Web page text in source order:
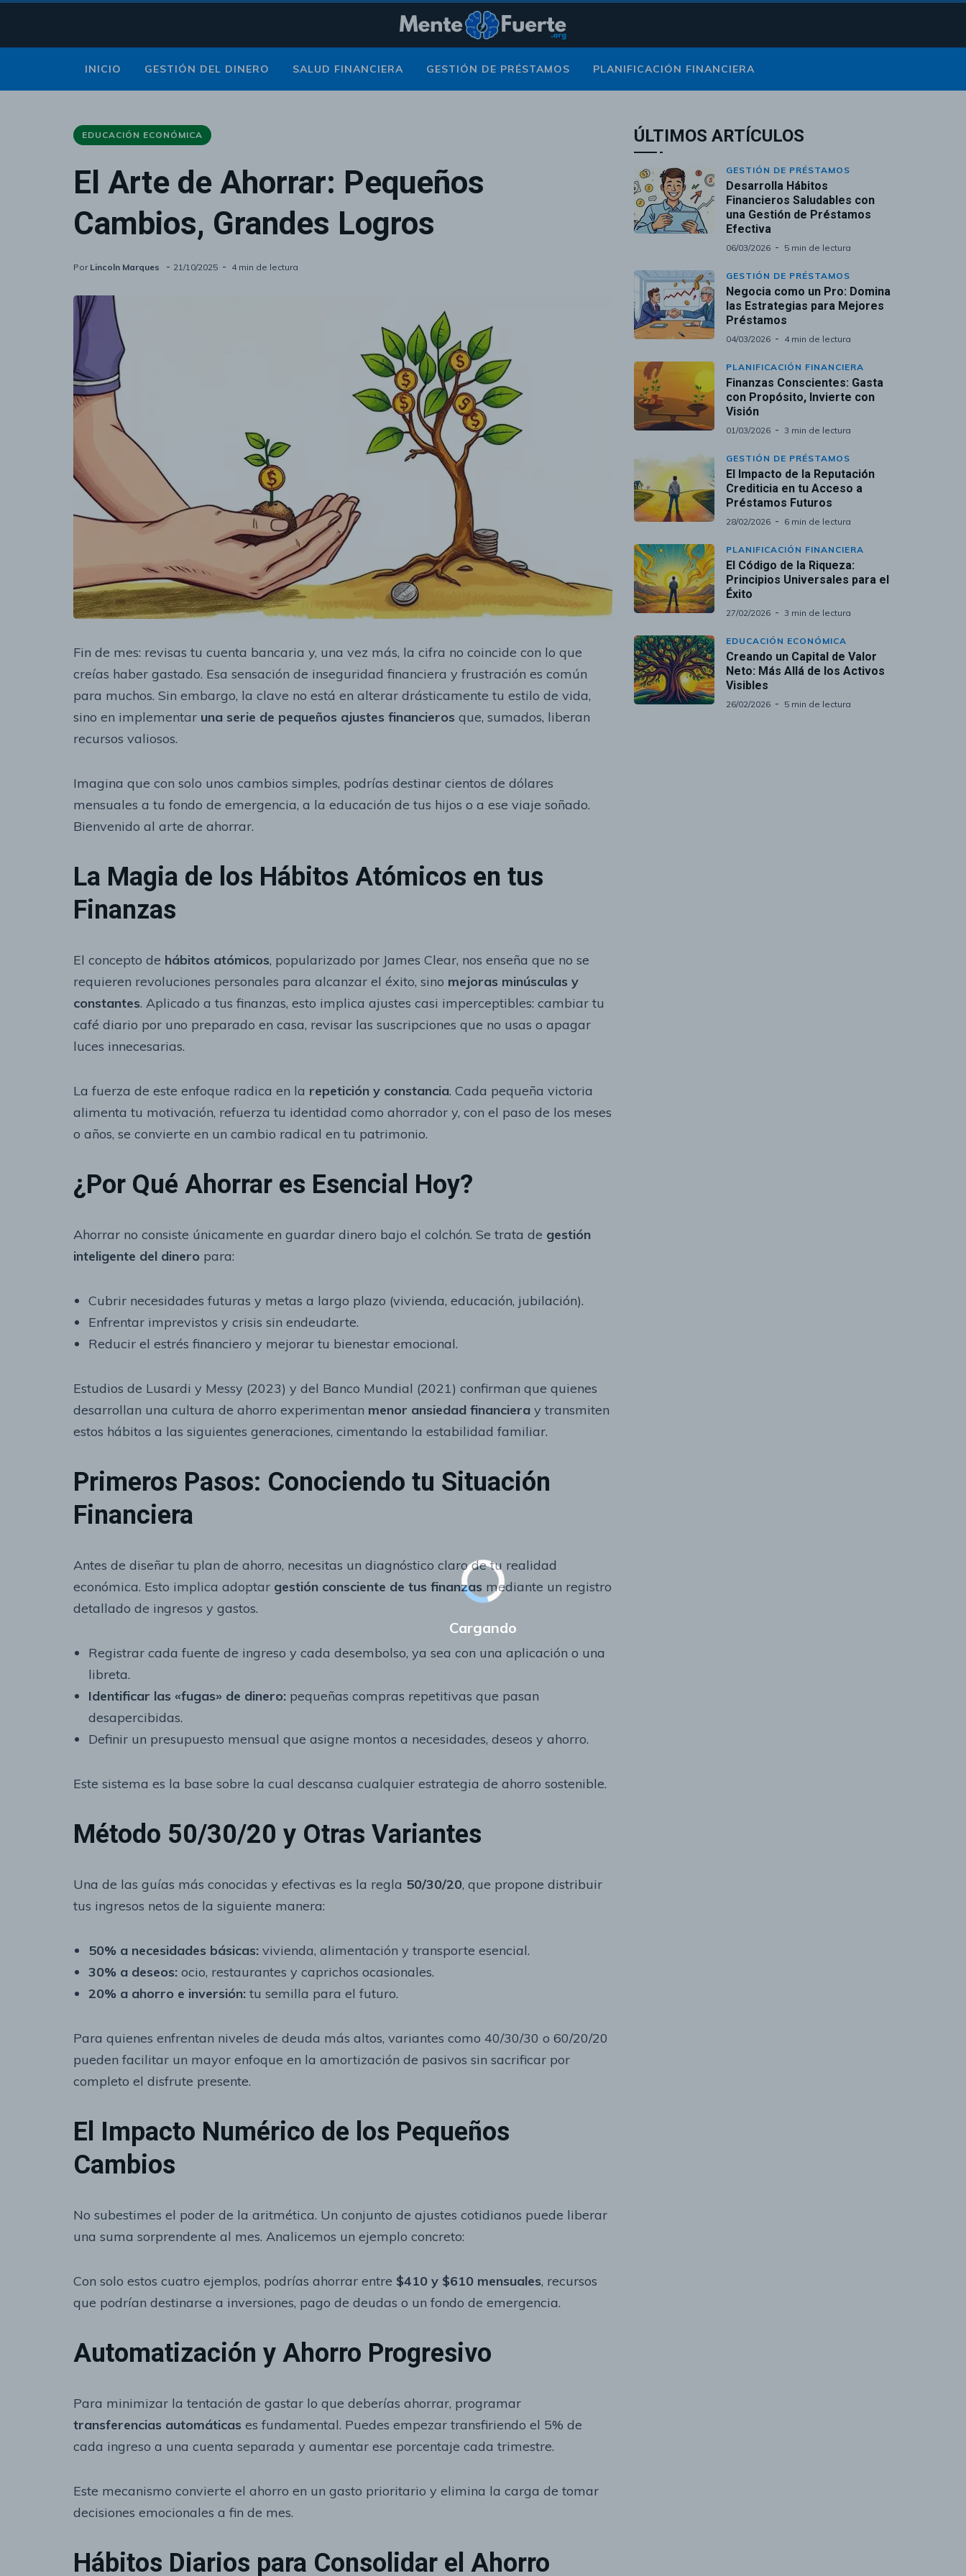
INICIO GESTIÓN DEL DINERO SALUD FINANCIERA GESTIÓN DE PRÉSTAMOS PLANIFICACIÓN FINANCIERA
EDUCACIÓN ECONÓMICA
El Arte de Ahorrar: Pequeños
Cambios, Grandes Logros
Por Lincoln Marques 21/10/2025 4 min de lectura
Fin de mes: revisas tu cuenta bancaria y, una vez más, la cifra no coincide con lo que
creías haber gastado. Esa sensación de inseguridad financiera y frustración es común
para muchos. Sin embargo, la clave no está en alterar drásticamente tu estilo de vida,
sino en implementar una serie de pequeños ajustes financieros que, sumados, liberan
recursos valiosos.
Imagina que con solo unos cambios simples, podrías destinar cientos de dólares
mensuales a tu fondo de emergencia, a la educación de tus hijos o a ese viaje soñado.
Bienvenido al arte de ahorrar.
La Magia de los Hábitos Atómicos en tus
Finanzas
El concepto de hábitos atómicos, popularizado por James Clear, nos enseña que no se
requieren revoluciones personales para alcanzar el éxito, sino mejoras minúsculas y
constantes. Aplicado a tus finanzas, esto implica ajustes casi imperceptibles: cambiar tu
café diario por uno preparado en casa, revisar las suscripciones que no usas o apagar
luces innecesarias.
La fuerza de este enfoque radica en la repetición y constancia. Cada pequeña victoria
alimenta tu motivación, refuerza tu identidad como ahorrador y, con el paso de los meses
o años, se convierte en un cambio radical en tu patrimonio.
¿Por Qué Ahorrar es Esencial Hoy?
Ahorrar no consiste únicamente en guardar dinero bajo el colchón. Se trata de gestión
inteligente del dinero para:
Cubrir necesidades futuras y metas a largo plazo (vivienda, educación, jubilación).
Enfrentar imprevistos y crisis sin endeudarte.
Reducir el estrés financiero y mejorar tu bienestar emocional.
Estudios de Lusardi y Messy (2023) y del Banco Mundial (2021) confirman que quienes
desarrollan una cultura de ahorro experimentan menor ansiedad financiera y transmiten
estos hábitos a las siguientes generaciones, cimentando la estabilidad familiar.
Primeros Pasos: Conociendo tu Situación
Financiera
Antes de diseñar tu plan de ahorro, necesitas un diagnóstico claro de tu realidad
económica. Esto implica adoptar gestión consciente de tus finanzas mediante un registro
detallado de ingresos y gastos.
Registrar cada fuente de ingreso y cada desembolso, ya sea con una aplicación o una
libreta.
Identificar las «fugas» de dinero:pequeñas compras repetitivas que pasan
desapercibidas.
Definir un presupuesto mensual que asigne montos a necesidades, deseos y ahorro.
Este sistema es la base sobre la cual descansa cualquier estrategia de ahorro sostenible.
Método 50/30/20 y Otras Variantes
Una de las guías más conocidas y efectivas es la regla 50/30/20, que propone distribuir
tus ingresos netos de la siguiente manera:
50% a necesidades básicas:vivienda, alimentación y transporte esencial.
30% a deseos:ocio, restaurantes y caprichos ocasionales.
20% a ahorro e inversión:tu semilla para el futuro.
Para quienes enfrentan niveles de deuda más altos, variantes como 40/30/30 o 60/20/20
pueden facilitar un mayor enfoque en la amortización de pasivos sin sacrificar por
completo el disfrute presente.
El Impacto Numérico de los Pequeños
Cambios
No subestimes el poder de la aritmética. Un conjunto de ajustes cotidianos puede liberar
una suma sorprendente al mes. Analicemos un ejemplo concreto:
Con solo estos cuatro ejemplos, podrías ahorrar entre $410 y $610 mensuales, recursos
que podrían destinarse a inversiones, pago de deudas o un fondo de emergencia.
Automatización y Ahorro Progresivo
Para minimizar la tentación de gastar lo que deberías ahorrar, programar
transferencias automáticas es fundamental. Puedes empezar transfiriendo el 5% de
cada ingreso a una cuenta separada y aumentar ese porcentaje cada trimestre.
Este mecanismo convierte el ahorro en un gasto prioritario y elimina la carga de tomar
decisiones emocionales a fin de mes.
Hábitos Diarios para Consolidar el Ahorro
ÚLTIMOS ARTÍCULOS
GESTIÓN DE PRÉSTAMOS
Desarrolla Hábitos
Financieros Saludables con
una Gestión de Préstamos
Efectiva
06/03/2026 5 min de lectura
GESTIÓN DE PRÉSTAMOS
Negocia como un Pro: Domina
las Estrategias para Mejores
Préstamos
04/03/2026 4 min de lectura
PLANIFICACIÓN FINANCIERA
Finanzas Conscientes: Gasta
con Propósito, Invierte con
Visión
01/03/2026 3 min de lectura
GESTIÓN DE PRÉSTAMOS
El Impacto de la Reputación
Crediticia en tu Acceso a
Préstamos Futuros
28/02/2026 6 min de lectura
PLANIFICACIÓN FINANCIERA
El Código de la Riqueza:
Principios Universales para el
Éxito
27/02/2026 3 min de lectura
EDUCACIÓN ECONÓMICA
Creando un Capital de Valor
Neto: Más Allá de los Activos
Visibles
26/02/2026 5 min de lectura